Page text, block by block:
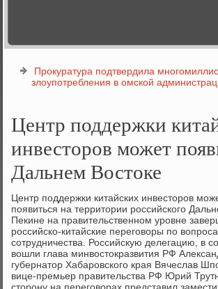
Прокуратура подтвердила
злоупотребления в омской
Центр поддержки
инвесторов может
Дальнем Востоке
Центр поддержки китайских инвесторов
появиться на территории российского
Пекине на правительственном уровне
российско-китайские переговоры по
сотрудничества. Российскую делегацию, в
вошли глава минвостокразвития РФ
губернатор Хабаровского края Вячеслав
вице-премьер правительства РФ Юрий